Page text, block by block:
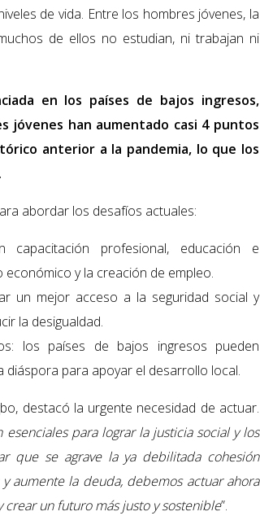
de vida. Entre los hombres jóvenes, la
de ellos no estudian, ni trabajan ni
en los países de bajos ingresos,
jóvenes han aumentado casi 4 puntos
anterior a la pandemia, lo que los
abordar los desafíos actuales:
capacitación profesional, educación e
y la creación de empleo.
un mejor acceso a la seguridad social y
la desigualdad.
los países de bajos ingresos pueden
para apoyar el desarrollo local.
destacó la urgente necesidad de actuar.
para lograr la justicia social y los
que se agrave la ya debilitada cohesión
aumente la deuda, debemos actuar ahora
un futuro más justo y sostenible”.